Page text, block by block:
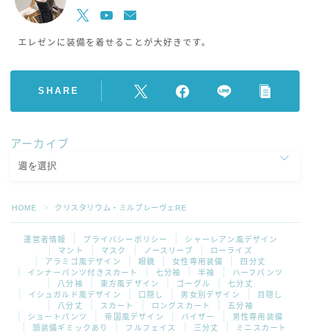
エレゼンに装備を着せることが大好きです。
SHARE
アーカイブ
HOME ＞ クリスタリウム・ミルプレーヴェRE
運営者情報 プライバシーポリシー
シャーレアン風デザイン
マント
マスク ノースリーブ
ローライズ
アラミゴ風デザイン
眼鏡 女性専用装備
四分丈
インナーパンツ付きスカート
七分袖 半袖
ハーフパンツ
八分袖
東方風デザイン ゴーグル
七分丈
イシュガルド風デザイン
口隠し 男女別デザイン
目隠し
八分丈
スカート ロングスカート
五分袖
ショートパンツ
帝国風デザイン バイザー
男性専用装備
頭装備ギミックあり
フルフェイス 三分丈 ミニスカート